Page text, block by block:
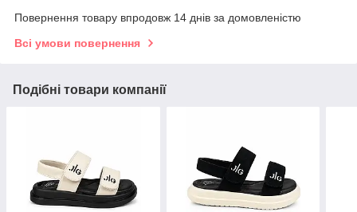
Повернення товару впродовж 14 днів за домовленістю
Всі умови повернення
Подібні товари компанії